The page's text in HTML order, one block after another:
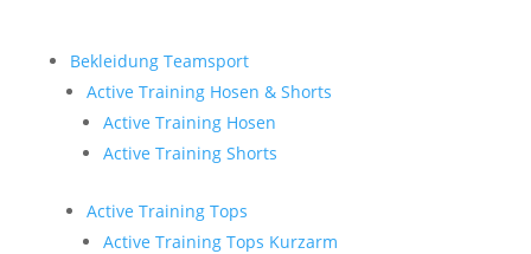
Bekleidung Teamsport
Active Training Hosen & Shorts
Active Training Hosen
Active Training Shorts
Active Training Tops
Active Training Tops Kurzarm